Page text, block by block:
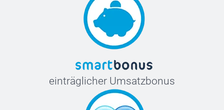
einträglicher Umsatzbonus